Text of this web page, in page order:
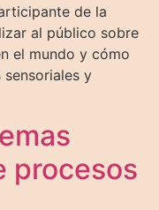
de la
al público sobre
el mundo y cómo
sensoriales y
procesos